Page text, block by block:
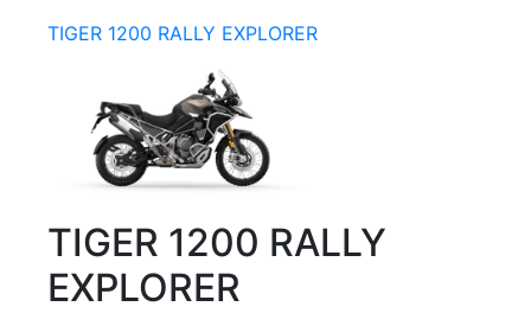
TIGER 1200 RALLY EXPLORER
TIGER 1200 RALLY
EXPLORER